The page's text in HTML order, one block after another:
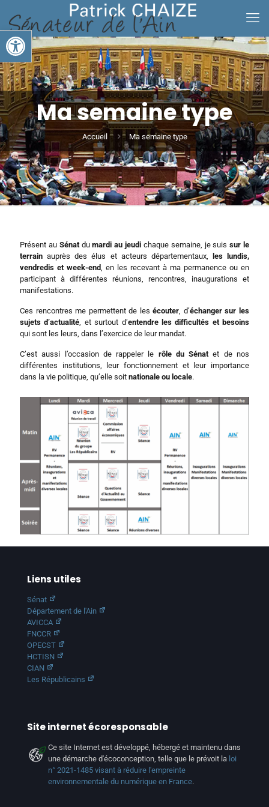
Ouvrir la barre d’outils
Ma semaine type
Accueil Ma semaine type
Présent au Sénatdumardi au jeudi chaque semaine, je suissur le
terrain auprès des élus et acteurs départementaux,
les lundis,
vendredis et week-end, en les recevant à ma permanence ou en
participant à différentes réunions, rencontres, inaugurations et
manifestations.
Ces rencontres me permettent de lesécouter, d’échanger sur les
sujets d’actualité, et surtout d’entendre les difficultés et besoins
qui sont les leurs, dans l’exercice de leur mandat.
C’est aussi l’occasion de rappeler le rôle du Sénatet de nos
différentes institutions, leur fonctionnement et leur importance
dans la vie politique, qu’elle soit nationale ou locale.
Liens utiles
Sénat
Département de l'Ain
AVICCA
FNCCR
OPECST
HCTISN
CIAN
Les Républicains
Site internet écoresponsable
Ce site Internet est développé, hébergé et maintenu dans
une démarche d'écoconception, telle que le prévoit la loi
n° 2021-1485 visant à réduire l'empreinte
environnementale du numérique en France.